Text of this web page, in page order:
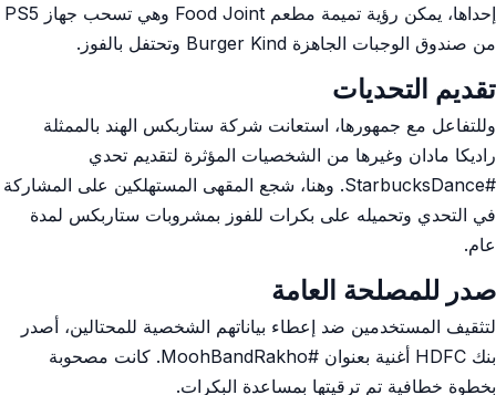
إحداها، يمكن رؤية تميمة مطعم Food Joint وهي تسحب جهاز PS5
من صندوق الوجبات الجاهزة Burger Kind وتحتفل بالفوز.
تقديم التحديات
وللتفاعل مع جمهورها، استعانت شركة ستاربكس الهند بالممثلة
راديكا مادان وغيرها من الشخصيات المؤثرة لتقديم تحدي
#StarbucksDance. وهنا، شجع المقهى المستهلكين على المشاركة
في التحدي وتحميله على بكرات للفوز بمشروبات ستاربكس لمدة
عام.
صدر للمصلحة العامة
لتثقيف المستخدمين ضد إعطاء بياناتهم الشخصية للمحتالين، أصدر
بنك HDFC أغنية بعنوان #MoohBandRakho. كانت مصحوبة
بخطوة خطافية تم ترقيتها بمساعدة البكرات.